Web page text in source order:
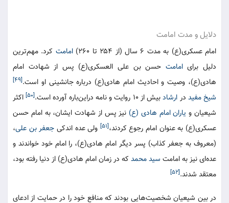
دلایل و مدت امامت
امام عسکری(ع) به مدت ۶ سال (از ۲۵۴ تا ۲۶۰) امامت کرد. مهم‌ترین
دلیل برایامامت حسن بن علی العسکری(ع) پس از شهادت امام
هادی(ع)، وصیت و احادیث امام هادی(ع) درباره جانشینی او است.[۴۹]
شیخ مفید در ارشادبیش از ۱۰ روایت و نامه دراین‌باره آورده است. [۵۰]
اکثر
شیعیان و یاران امام هادی (ع) نیز پس از شهادت ایشان، به امام حسن
عسکری(ع) به عنوان امام رجوع کردند،[۵۱] ولی عده اندکی جعفر بن علی،
(معروف به جعفر کذاب) پسر دیگر امام هادی(ع)، را امام خود خواندند و
عده‌ای نیز به امامت سید محمد که در زمان امام هادی(ع) از دنیا رفته بود،
معتقد شدند.[۵۲]
در بین شیعیان شخصیت‌هایی بودند که منافع خود را در حمایت از ادعای